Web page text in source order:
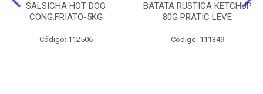
SALSICHA HOT DOG
CONG.FRIATO-5KG
Código: 112506
BATATA RUSTICA KETCHUP
80G PRATIC LEVE
Código: 111349